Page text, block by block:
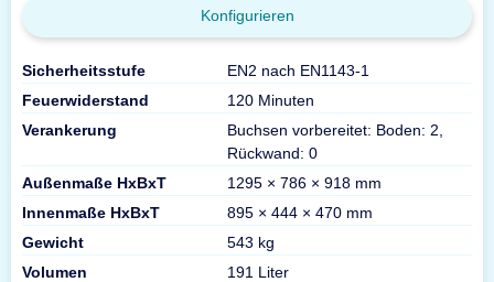
Konfigurieren
Sicherheitsstufe
EN2 nach EN1143-1
Feuerwiderstand
120 Minuten
Verankerung
Buchsen vorbereitet: Boden: 2,
Rückwand: 0
Außenmaße HxBxT
1295 × 786 × 918 mm
Innenmaße HxBxT
895 × 444 × 470 mm
Gewicht
543 kg
Volumen
191 Liter